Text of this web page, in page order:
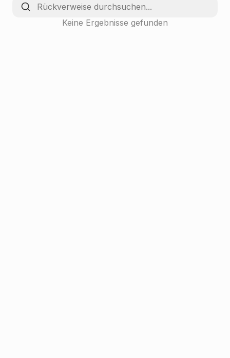
Keine Ergebnisse gefunden